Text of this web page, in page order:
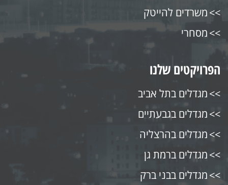
משרדים להייטק
מסחרי
הפרויקטים שלנו
מגדלים בתל אביב
מגדלים בגבעתיים
מגדלים בהרצליה
מגדלים ברמת גן
מגדלים בבני ברק